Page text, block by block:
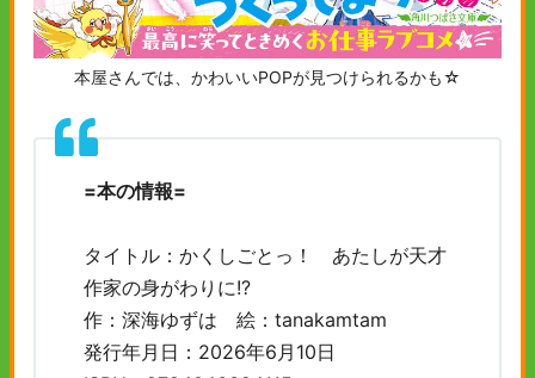
本屋さんでは、かわいいPOPが見つけられるかも☆
=本の情報=
タイトル：かくしごとっ！ あたしが天才
作家の身がわりに!?
作：深海ゆずは 絵：tanakamtam
発行年月日：2026年6月10日